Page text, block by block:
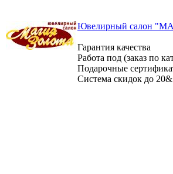
Ювелирный салон
Гарантия качества
Работа под (заказ по
Подарочные
Система скидок до